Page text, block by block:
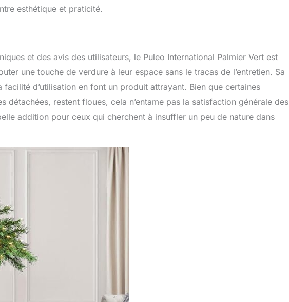
esthétique et praticité.
et des avis des utilisateurs, le Puleo International Palmier Vert est
une touche de verdure à leur espace sans le tracas de l’entretien. Sa
d’utilisation en font un produit attrayant. Bien que certaines
restent floues, cela n’entame pas la satisfaction générale des
addition pour ceux qui cherchent à insuffler un peu de nature dans